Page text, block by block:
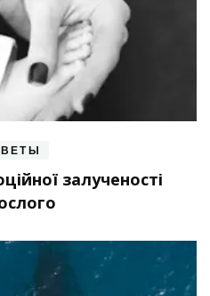
залученості